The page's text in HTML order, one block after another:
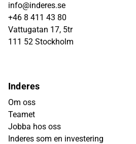
info@inderes.se
+46 8 411 43 80
Vattugatan 17, 5tr
111 52 Stockholm
Inderes
Om oss
Teamet
Jobba hos oss
Inderes som en investering